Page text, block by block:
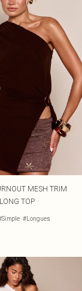
MESH TRIM
TOP
#Longues